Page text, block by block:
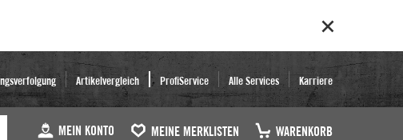
Artikelvergleich ProfiService Alle Services Karriere
MEIN KONTO MEINE MERKLISTEN WARENKORB